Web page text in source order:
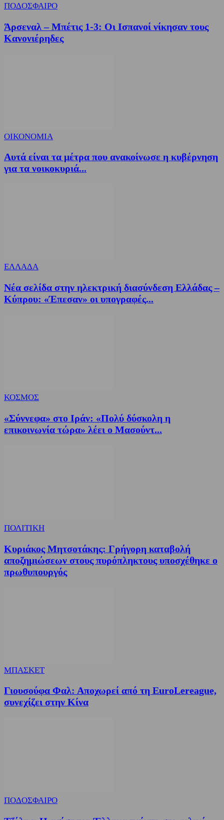
ΠΟΔΟΣΦΑΙΡΟ
Άρσεναλ – Μπέτις 1-3: Οι Ισπανοί νίκησαν τους
Κανονιέρηδες
ΟΙΚΟΝΟΜΙΑ
Αυτά είναι τα μέτρα που ανακοίνωσε η κυβέρνηση
για τα νοικοκυριά...
ΕΛΛΑΔΑ
Νέα σελίδα στην ηλεκτρική διασύνδεση Ελλάδας –
Κύπρου: «Έπεσαν» οι υπογραφές...
ΚΟΣΜΟΣ
«Σύννεφα» στο Ιράν: «Πολύ δύσκολη η
επικοινωνία τώρα» λέει ο Μασούντ...
ΠΟΛΙΤΙΚΗ
Κυριάκος Μητσοτάκης: Γρήγορη καταβολή
αποζημιώσεων στους πυρόπληκτους υποσχέθηκε ο
πρωθυπουργός
ΜΠΑΣΚΕΤ
Γιουσούφα Φαλ: Αποχωρεί από τη EuroLereague,
συνεχίζει στην Κίνα
ΠΟΔΟΣΦΑΙΡΟ